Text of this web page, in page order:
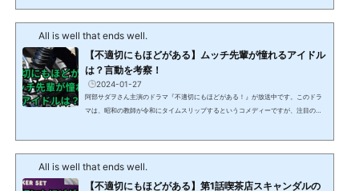
にもほどがある】ズッキー（ロバート秋山）は誰のパロディ？不適切にもほどがあ
All is well that ends well.
【不適切にもほどがある】ムッチ先輩が憧れるアイドル
は？言動を考察！
2024-01-27
阿部サダヲさん主演のドラマ『不適切にもほどがある！』が放送中です。このドラ
マは、昭和の教師が令和にタイムスリップするというコメディーですが、注目のキ
やセリフから、その元ネタを探ってみました。この記事を読めば、『不適切にもほ
All is well that ends well.
【不適切にもほどがある】第1話喫茶店スキャンダルの